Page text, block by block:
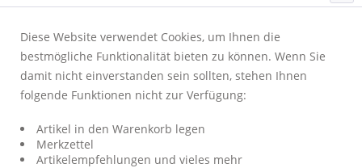
Slim-Card Mini-Wallet / Börse "CHEROKEE" 25-...
Artikelnummer:363-25
Diese Website verwendet Cookies, um Ihnen die
bestmögliche Funktionalität bieten zu können. Wenn Sie
damit nicht einverstanden sein sollten, stehen Ihnen
folgende Funktionen nicht zur Verfügung:
Artikel in den Warenkorb legen
Merkzettel
Artikelempfehlungen und vieles mehr